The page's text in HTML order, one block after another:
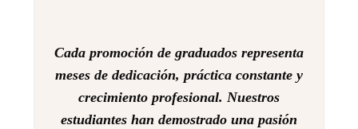
Cada promoción de graduados representa
meses de dedicación, práctica constante y
crecimiento profesional. Nuestros
estudiantes han demostrado una pasión